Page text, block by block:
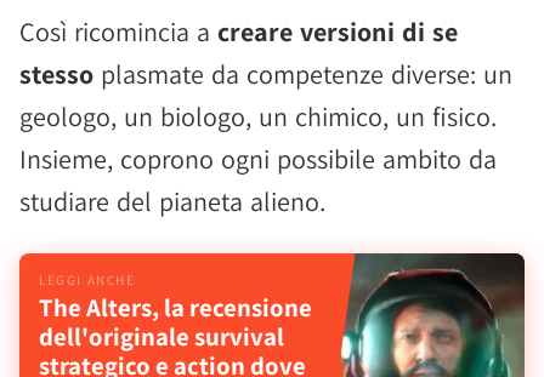
Così ricomincia a creare versioni di se
stesso plasmate da competenze diverse: un
geologo, un biologo, un chimico, un fisico.
Insieme, coprono ogni possibile ambito da
studiare del pianeta alieno.
The Alters, la recensione
dell'originale survival
strategico e action dove